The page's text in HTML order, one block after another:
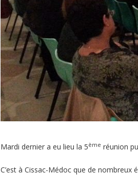
Mardi dernier a eu lieu la 5ème réunion
C’est à Cissac-Médoc que de